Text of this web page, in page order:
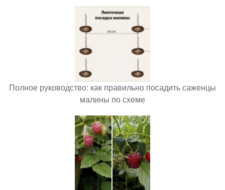
Полное руководство: как правильно посадить саженцы
малины по схеме